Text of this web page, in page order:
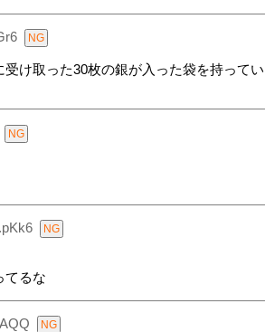
け取った30枚の銀が入った袋を持って
てるな